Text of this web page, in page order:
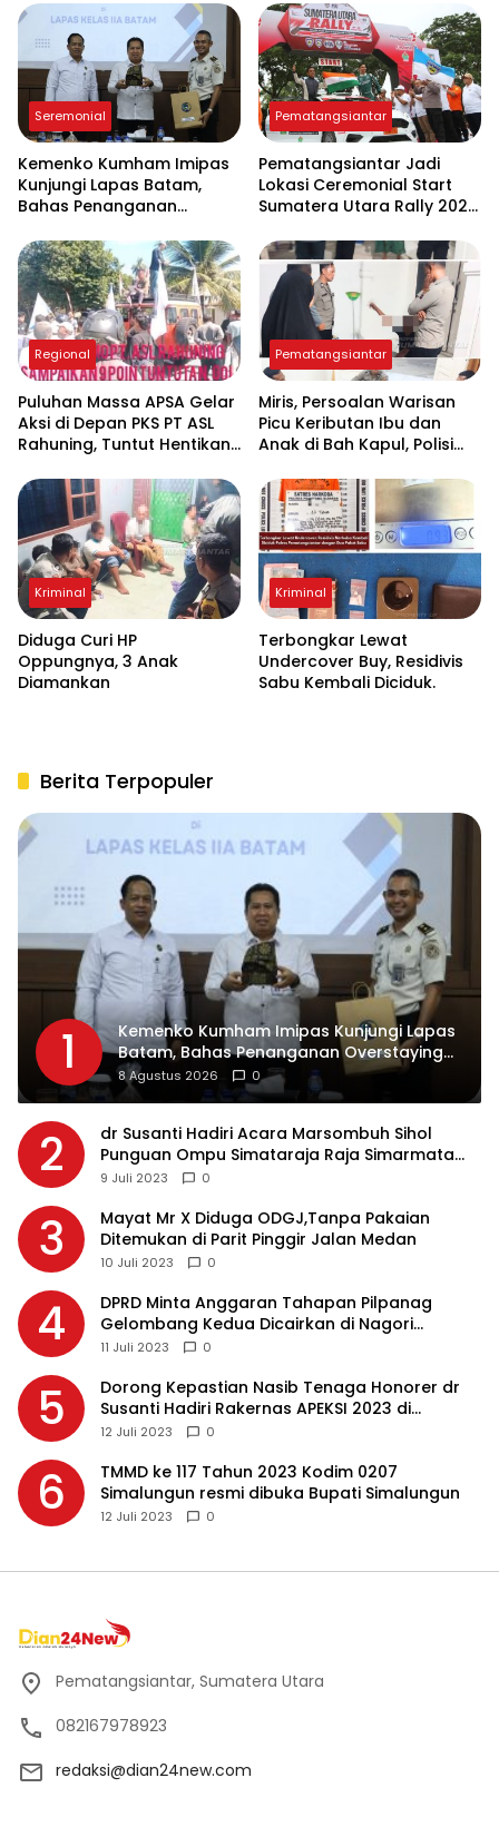
Seremonial
Kemenko Kumham Imipas
Kunjungi Lapas Batam,
Bahas Penanganan
Implementasi KUHP Baru
Pematangsiantar
Pematangsiantar Jadi
Lokasi Ceremonial Start
Sumatera Utara Rally 2026
Regional
Puluhan Massa APSA Gelar
Aksi di Depan PKS PT ASL
Rahuning, Tuntut Hentikan
Sungai Asahan
Pematangsiantar
Miris, Persoalan Warisan
Picu Keributan Ibu dan
Anak di Bah Kapul, Polisi
Kriminal
Diduga Curi HP
Oppungnya, 3 Anak
Diamankan
Kriminal
Terbongkar Lewat
Undercover Buy, Residivis
Sabu Kembali Diciduk.
Berita Terpopuler
1
Kemenko Kumham Imipas Kunjungi Lapas
Batam, Bahas Penanganan Overstaying
dan Implementasi KUHP Baru
8 Agustus 2026 0
2
dr Susanti Hadiri Acara Marsombuh Sihol
Punguan Ompu Simataraja Raja Simarmata
Dohot Boruna Kota Siantar
9 Juli 2023 0
3
Mayat Mr X Diduga ODGJ,Tanpa Pakaian
Ditemukan di Parit Pinggir Jalan Medan
10 Juli 2023 0
4
DPRD Minta Anggaran Tahapan Pilpanag
Gelombang Kedua Dicairkan di Nagori
Masing-masing, Ini Alasannya…
11 Juli 2023 0
5
Dorong Kepastian Nasib Tenaga Honorer dr
Susanti Hadiri Rakernas APEKSI 2023 di
Makassar
12 Juli 2023 0
6
TMMD ke 117 Tahun 2023 Kodim 0207
Simalungun resmi dibuka Bupati Simalungun
12 Juli 2023 0
Pematangsiantar, Sumatera Utara
082167978923
redaksi@dian24new.com